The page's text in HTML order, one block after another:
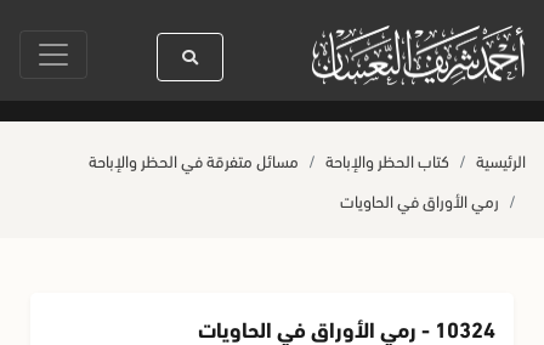
الله ﷺ كله رحمة صلاة آخر أربعاء من صفر حياة القلوب وصحتها
الرئيسية كتاب الحظر والإباحة
مسائل متفرقة في الحظر والإباحة
رمي الأوراق في الحاويات
10324 - رمي الأوراق في الحاويات